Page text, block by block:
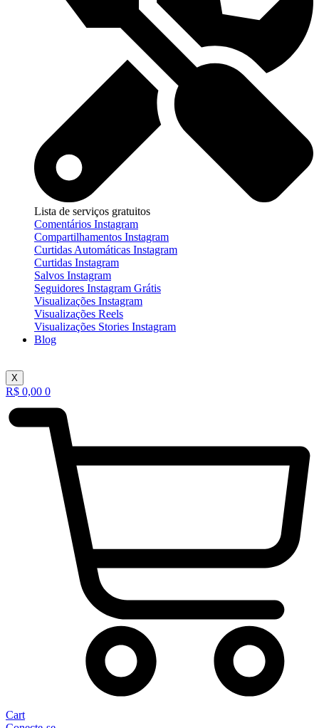
Lista de serviços gratuitos
Comentários Instagram
Compartilhamentos Instagram
Curtidas Automáticas Instagram
Curtidas Instagram
Salvos Instagram
Seguidores Instagram Grátis
Visualizações Instagram
Visualizações Reels
Visualizações Stories Instagram
Blog
X
R$ 0,00 0
Cart